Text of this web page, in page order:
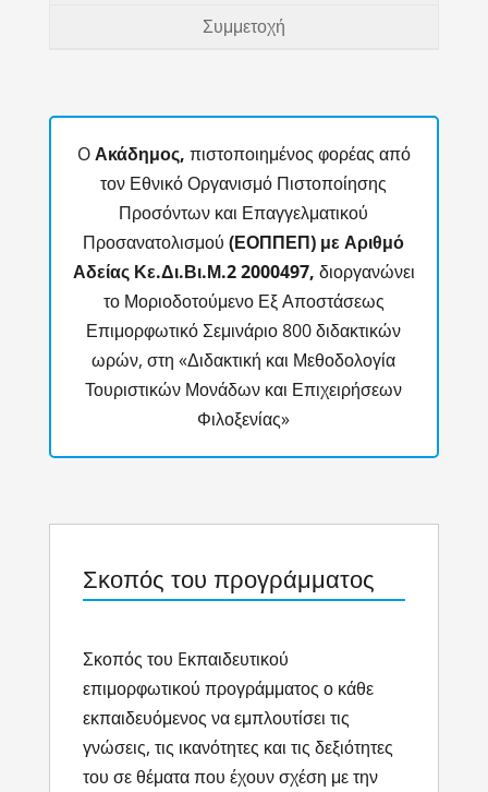
Συμμετοχή
​OΑκάδημος, πιστοποιημένος φορέας από
τον Εθνικό Οργανισμό Πιστοποίησης
Προσόντων και Επαγγελματικού
Προσανατολισμού(ΕΟΠΠΕΠ) με Αριθμό
Αδείας Κε.Δι.Βι.Μ.22000497, διοργανώνει
το Μοριοδοτούμενο Εξ Αποστάσεως
Επιμορφωτικό Σεμινάριο 800 διδακτικών
ωρών, στη «Διδακτική και Μεθοδολογία
Τουριστικών Μονάδων και Επιχειρήσεων
Φιλοξενίας»
Σκοπός του προγράμματος
​Σκοπός του Eκπαιδευτικού
επιμορφωτικού προγράμματος ο κάθε
εκπαιδευόμενος να εμπλουτίσει τις
γνώσεις, τις ικανότητες και τις δεξιότητες
του σε θέματα που έχουν σχέση με την